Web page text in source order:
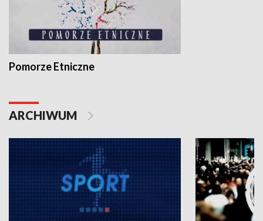
Pomorze Etniczne
ARCHIWUM